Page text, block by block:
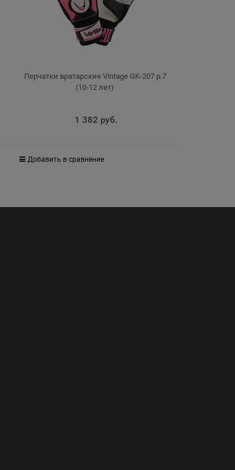
Перчатки вратарские Vintage GK-207 р.7
(10-12 лет)
1 382 руб.
Добавить в сравнение